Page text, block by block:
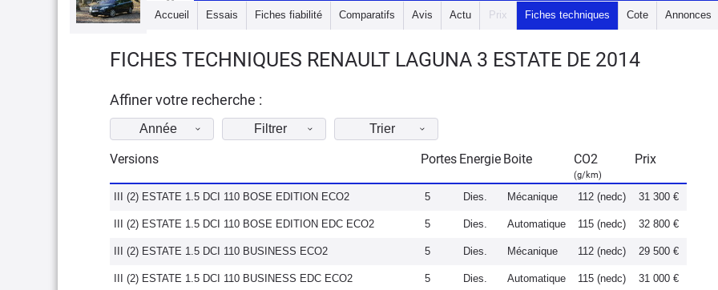
Accueil Essais Fiches fiabilité Comparatifs Avis Actu Prix Fiches techniques Cote Annonces
FICHES TECHNIQUES RENAULT LAGUNA 3 ESTATE DE 2014
Affiner votre recherche :
Année Filtrer Trier
Versions Portes Energie Boite CO2
(g/km)
Prix
III (2) ESTATE 1.5 DCI 110 BOSE EDITION ECO2 5 Dies. Mécanique 112 (nedc) 31 300 €
III (2) ESTATE 1.5 DCI 110 BOSE EDITION EDC ECO2 5 Dies. Automatique 115 (nedc) 32 800 €
III (2) ESTATE 1.5 DCI 110 BUSINESS ECO2 5 Dies. Mécanique 112 (nedc) 29 500 €
III (2) ESTATE 1.5 DCI 110 BUSINESS EDC ECO2 5 Dies. Automatique 115 (nedc) 31 000 €